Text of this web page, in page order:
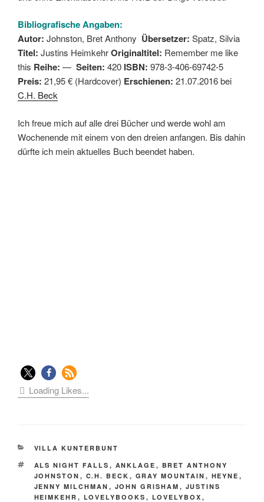
Bibliografische Angaben:
Autor: Johnston, Bret Anthony Übersetzer: Spatz, Silvia
Titel: Justins HeimkehrOriginaltitel: Remember me like
this Reihe: — Seiten: 420 ISBN: 978-3-406-69742-5
Preis: 21,95 € (Hardcover) Erschienen: 21.07.2016 bei
C.H. Beck
Ich freue mich auf alle drei Bücher und werde wohl am
Wochenende mit einem von den dreien anfangen. Bis dahin
dürfte ich mein aktuelles Buch beendet haben.
Loading Likes...
KATEGORIEN
VILLA KUNTERBUNT
SCHLAGWÖRTER
ALS NIGHT FALLS , ANKLAGE , BRET ANTHONY
JOHNSTON , C.H. BECK , GRAY MOUNTAIN , HEYNE ,
JENNY MILCHMAN , JOHN GRISHAM , JUSTINS
HEIMKEHR , LOVELYBOOKS , LOVELYBOX ,